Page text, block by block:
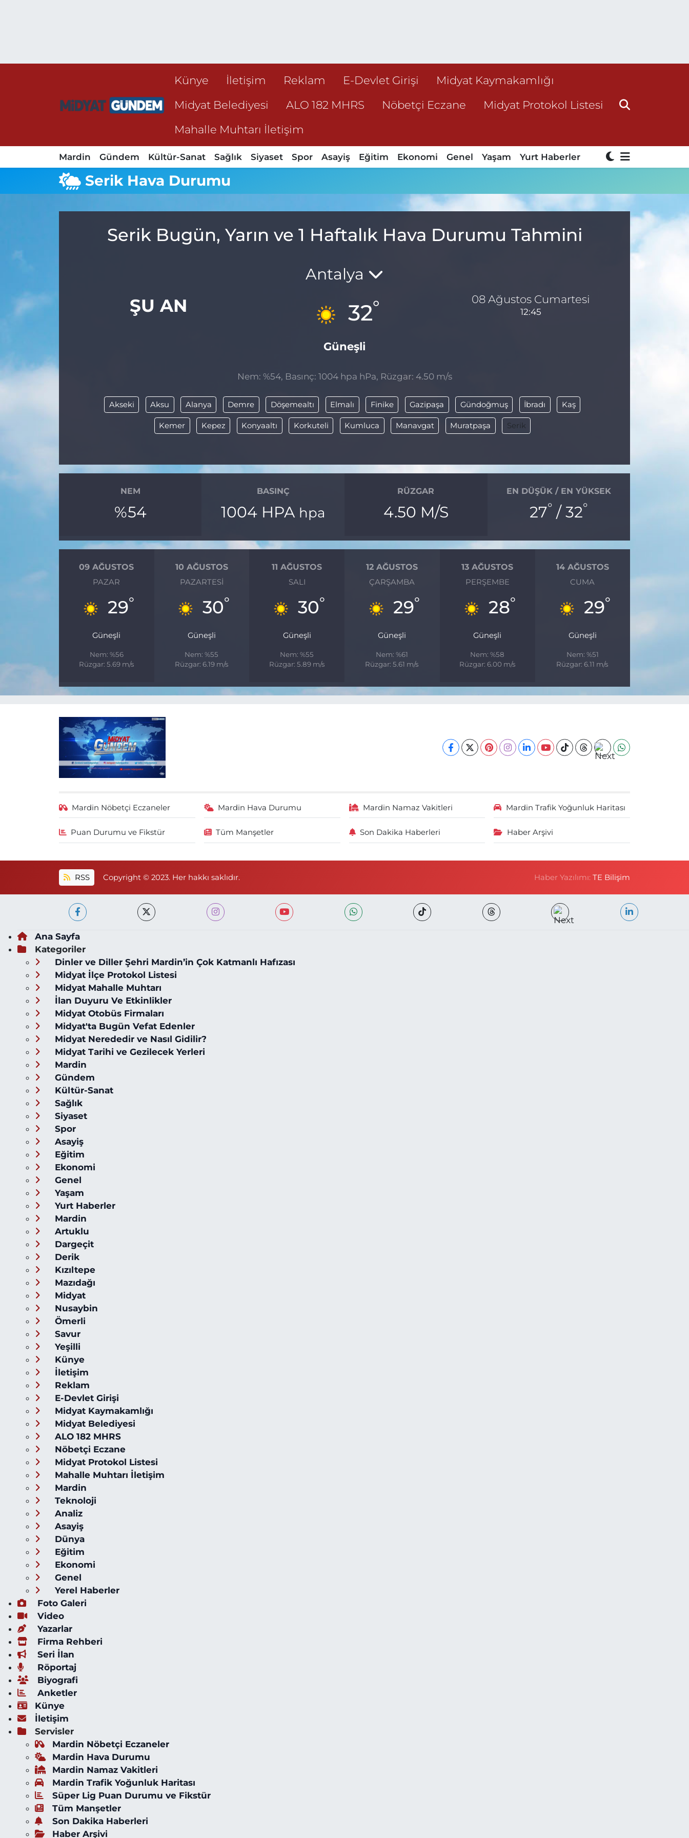
Künye İletişim Reklam E-Devlet Girişi
Midyat Kaymakamlığı
Midyat Belediyesi
ALO 182 MHRS Nöbetçi Eczane
Midyat Protokol Listesi
Mahalle Muhtarı İletişim
Mardin Gündem Kültür-Sanat Sağlık Siyaset Spor Asayiş Eğitim Ekonomi Genel Yaşam Yurt Haberler
Serik Hava Durumu
Serik Bugün, Yarın ve 1 Haftalık Hava Durumu Tahmini
ŞU AN
Antalya
32°
Güneşli
08 Ağustos Cumartesi
12:45
Nem: %54, Basınç: 1004 hpa hPa, Rüzgar: 4.50 m/s
Akseki Aksu Alanya Demre Döşemealtı Elmalı Finike Gazipaşa Gündoğmuş İbradı Kaş
Kemer Kepez Konyaaltı Korkuteli Kumluca Manavgat Muratpaşa Serik
NEM
%54
BASINÇ
1004 HPA hpa
RÜZGAR
4.50 M/S
EN DÜŞÜK / EN YÜKSEK
27° / 32°
09 AĞUSTOS
PAZAR
29°
Güneşli
Nem: %56
Rüzgar: 5.69 m/s
10 AĞUSTOS
PAZARTESI
30°
Güneşli
Nem: %55
Rüzgar: 6.19 m/s
11 AĞUSTOS
SALI
30°
Güneşli
Nem: %55
Rüzgar: 5.89 m/s
12 AĞUSTOS
ÇARŞAMBA
29°
Güneşli
Nem: %61
Rüzgar: 5.61 m/s
13 AĞUSTOS
PERŞEMBE
28°
Güneşli
Nem: %58
Rüzgar: 6.00 m/s
14 AĞUSTOS
CUMA
29°
Güneşli
Nem: %51
Rüzgar: 6.11 m/s
Mardin Nöbetçi Eczaneler Mardin Hava Durumu Mardin Namaz Vakitleri Mardin Trafik Yoğunluk Haritası
Puan Durumu ve Fikstür Tüm Manşetler Son Dakika Haberleri Haber Arşivi
RSS Copyright © 2023. Her hakkı saklıdır. Haber Yazılımı:TE Bilişim
Ana Sayfa
Kategoriler
Dinler ve Diller Şehri Mardin’in Çok Katmanlı Hafızası
Midyat İlçe Protokol Listesi
Midyat Mahalle Muhtarı
İlan Duyuru Ve Etkinlikler
Midyat Otobüs Firmaları
Midyat'ta Bugün Vefat Edenler
Midyat Nerededir ve Nasıl Gidilir?
Midyat Tarihi ve Gezilecek Yerleri
Mardin
Gündem
Kültür-Sanat
Sağlık
Siyaset
Spor
Asayiş
Eğitim
Ekonomi
Genel
Yaşam
Yurt Haberler
Mardin
Artuklu
Dargeçit
Derik
Kızıltepe
Mazıdağı
Midyat
Nusaybin
Ömerli
Savur
Yeşilli
Künye
İletişim
Reklam
E-Devlet Girişi
Midyat Kaymakamlığı
Midyat Belediyesi
ALO 182 MHRS
Nöbetçi Eczane
Midyat Protokol Listesi
Mahalle Muhtarı İletişim
Mardin
Teknoloji
Analiz
Asayiş
Dünya
Eğitim
Ekonomi
Genel
Yerel Haberler
Foto Galeri
Video
Yazarlar
Firma Rehberi
Seri İlan
Röportaj
Biyografi
Anketler
Künye
İletişim
Servisler
Mardin Nöbetçi Eczaneler
Mardin Hava Durumu
Mardin Namaz Vakitleri
Mardin Trafik Yoğunluk Haritası
Süper Lig Puan Durumu ve Fikstür
Tüm Manşetler
Son Dakika Haberleri
Haber Arşivi